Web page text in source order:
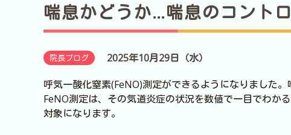
喘息かどうか…喘息のコント
院長ブログ
2025年10月29日（水）
呼気一酸化窒素(FeNO)測定ができるようになりました
FeNO測定は、その気道炎症の状況を数値で一目でわか
対象になります。